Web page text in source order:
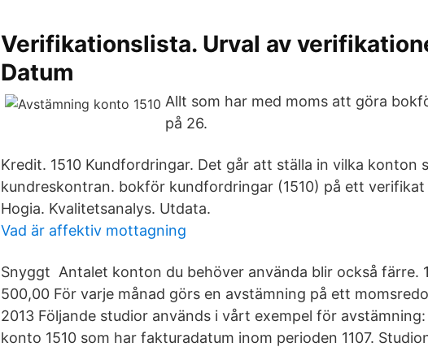
Verifikationslista. Urval av
Datum
Allt som har med moms att göra
på 26.
Kredit. 1510 Kundfordringar. Det går att ställa in vilka konton
kundreskontran. bokför kundfordringar (1510) på ett
Hogia. Kvalitetsanalys. Utdata.
Vad är affektiv mottagning
Snyggt Antalet konton du behöver använda blir också färre.
500,00 För varje månad görs en avstämning på ett
2013 Följande studior används i vårt exempel för
konto 1510 som har fakturadatum inom perioden 1107.